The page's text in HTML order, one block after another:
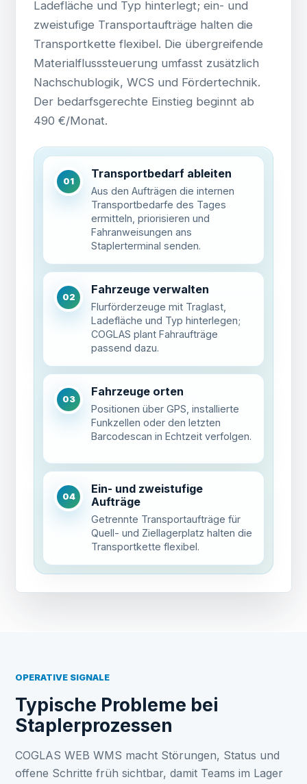
Ladefläche und Typ hinterlegt; ein- und
zweistufige Transportaufträge halten die
Transportkette flexibel. Die übergreifende
Materialflusssteuerung umfasst zusätzlich
Nachschublogik, WCS und Fördertechnik.
Der bedarfsgerechte Einstieg beginnt ab
490 €/Monat.
01
Transportbedarf ableiten
Aus den Aufträgen die internen
Transportbedarfe des Tages
ermitteln, priorisieren und
Fahranweisungen ans
Staplerterminal senden.
02
Fahrzeuge verwalten
Flurförderzeuge mit Traglast,
Ladefläche und Typ hinterlegen;
COGLAS plant Fahraufträge
passend dazu.
03
Fahrzeuge orten
Positionen über GPS, installierte
Funkzellen oder den letzten
Barcodescan in Echtzeit verfolgen.
04
Ein- und zweistufige
Aufträge
Getrennte Transportaufträge für
Quell- und Ziellagerplatz halten die
Transportkette flexibel.
OPERATIVE SIGNALE
Typische Probleme bei
Staplerprozessen
COGLAS WEB WMS macht Störungen, Status und
offene Schritte früh sichtbar, damit Teams im Lager